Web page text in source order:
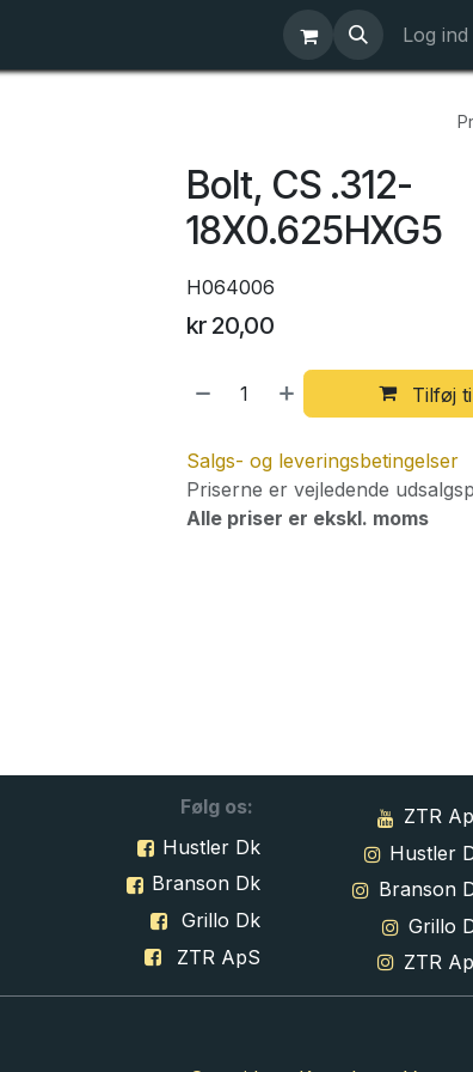
Log ind
Bolt, CS .312-
18X0.625HXG5
H064006
kr 20,00
Tilføj
Salgs- og leveringsbetingelser
Priserne er vejledende
Alle priser er ekskl. moms
Følg os:
Hustler Dk
Branson Dk
Grillo Dk
ZTR ApS
ZTR
Hustler
Branson
Grillo
ZTR